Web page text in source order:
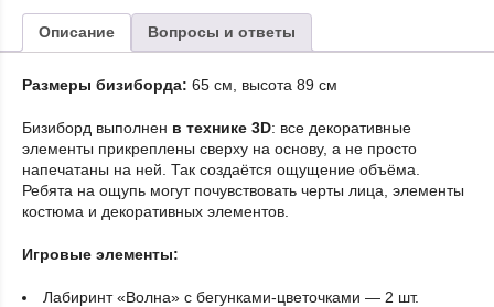
развивающая
панель,
Описание Вопросы и ответы
Размеры бизиборда: 65 см, высота 89 см
Бизиборд выполнен в технике 3D: все декоративные
элементы прикреплены сверху на основу, а не просто
напечатаны на ней. Так создаётся ощущение объёма.
Ребята на ощупь могут почувствовать черты лица, элементы
костюма и декоративных элементов.
Игровые элементы:
Лабиринт «Волна» с бегунками-цветочками — 2 шт.